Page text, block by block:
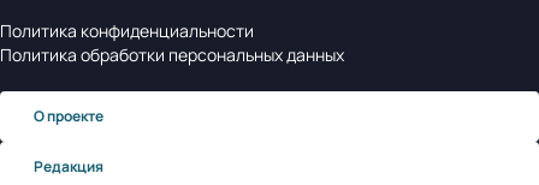
Политика конфиденциальности
Политика обработки персональных данных
О проекте
Редакция